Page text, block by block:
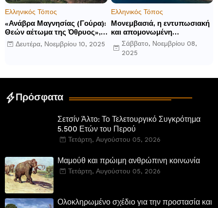
Ελληνικός Τόπος
«Ανάβρα Μαγνησίας (Γούρα):
Θεών αέτωμα της Όθρυος»,
γράφει ο Δημήτρης Β.
Καρέλης
Δευτέρα, Νοεμβρίου 10, 2025
Ελληνικός Τόπος
Μονεμβασιά, η εντυπωσιακή
και απομονωμένη
οχυρωμένη πόλη που
ιδρύθηκε από τους
Σάββατο, Νοεμβρίου 08,
2025
Πρόσφατα
Σετσίν Άλτο: Το Τελετουργικό Συγκρότημα
5.500 Ετών του Περού
Τετάρτη, Αυγούστου 05, 2026
Μαμούθ και πρώιμη ανθρώπινη κοινωνία
Τετάρτη, Αυγούστου 05, 2026
Ολοκληρωμένο σχέδιο για την προστασία και